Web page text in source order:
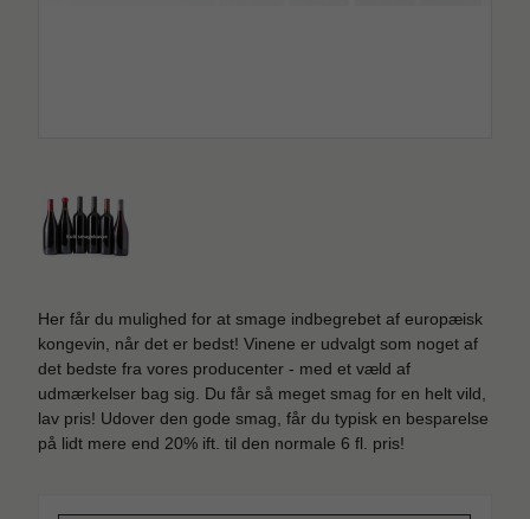
Her får du mulighed for at smage indbegrebet af europæisk
kongevin, når det er bedst! Vinene er udvalgt som noget af
det bedste fra vores producenter - med et væld af
udmærkelser bag sig. Du får så meget smag for en helt vild,
lav pris! Udover den gode smag, får du typisk en besparelse
på lidt mere end 20% ift. til den normale 6 fl. pris!